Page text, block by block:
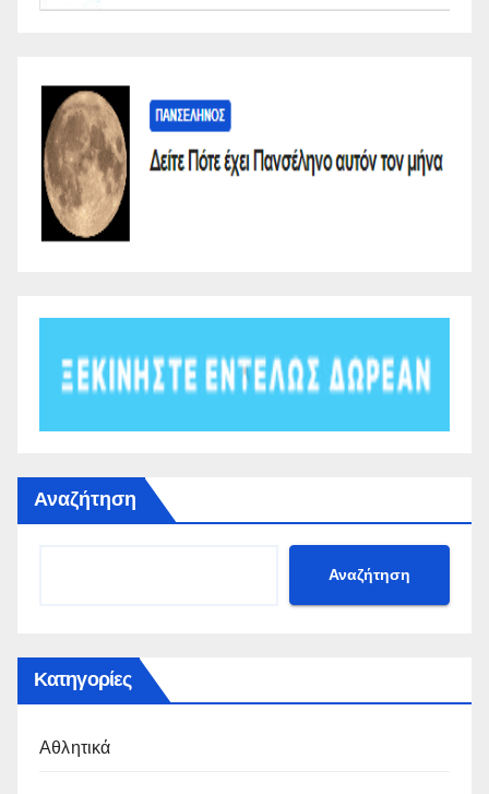
Αναζήτηση
Αναζήτηση
Κατηγορίες
Αθλητικά